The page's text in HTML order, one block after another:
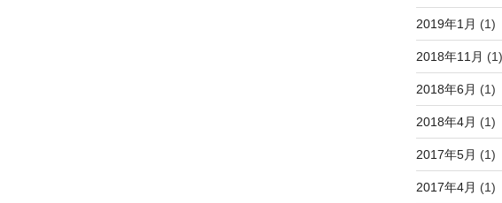
2019年1月 (1)
2018年11月 (1)
2018年6月 (1)
2018年4月 (1)
2017年5月 (1)
2017年4月 (1)